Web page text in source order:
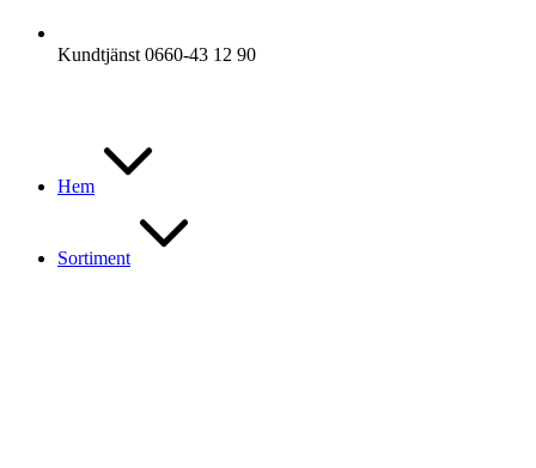
Kundtjänst 0660-43 12 90
Hem
Sortiment